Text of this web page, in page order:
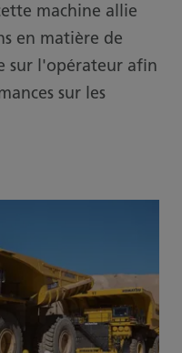
machine allie
en matière de
sur l'opérateur afin
sur les